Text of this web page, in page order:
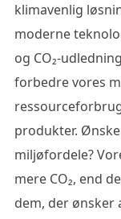
klimavenlig
moderne
og CO₂-
forbedre vores
produkter.
miljøfordele?
mere CO₂, end
dem, der ønsker